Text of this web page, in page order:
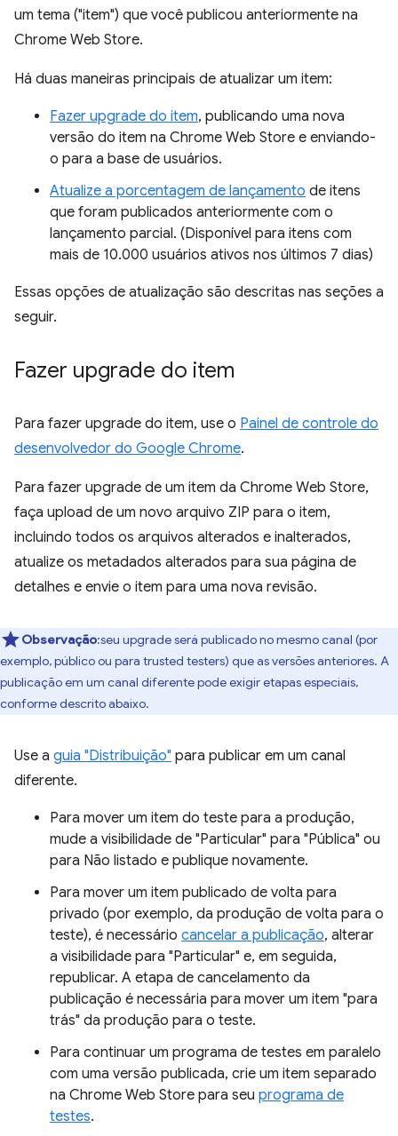
um tema ("item") que você publicou anteriormente na
Chrome Web Store.
Há duas maneiras principais de atualizar um item:
Fazer upgrade do item, publicando uma nova
versão do item na Chrome Web Store e enviando-
o para a base de usuários.
Atualize a porcentagem de lançamento de itens
que foram publicados anteriormente com o
lançamento parcial. (Disponível para itens com
mais de 10.000 usuários ativos nos últimos 7 dias)
Essas opções de atualização são descritas nas seções a
seguir.
Fazer upgrade do item
Para fazer upgrade do item, use o Painel de controle do
desenvolvedor do Google Chrome.
Para fazer upgrade de um item da Chrome Web Store,
faça upload de um novo arquivo ZIP para o item,
incluindo todos os arquivos alterados e inalterados,
atualize os metadados alterados para sua página de
detalhes e envie o item para uma nova revisão.
Observação:seu upgrade será publicado no mesmo canal (por
exemplo, público ou para trusted testers) que as versões anteriores. A
publicação em um canal diferente pode exigir etapas especiais,
conforme descrito abaixo.
Use a guia "Distribuição" para publicar em um canal
diferente.
Para mover um item do teste para a produção,
mude a visibilidade de "Particular" para "Pública" ou
para Não listado e publique novamente.
Para mover um item publicado de volta para
privado (por exemplo, da produção de volta para o
teste), é necessário cancelar a publicação, alterar
a visibilidade para "Particular" e, em seguida,
republicar. A etapa de cancelamento da
publicação é necessária para mover um item "para
trás" da produção para o teste.
Para continuar um programa de testes em paralelo
com uma versão publicada, crie um item separado
na Chrome Web Store para seu programa de
testes.